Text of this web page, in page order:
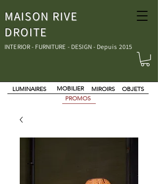
MAISON RIVE
DROITE
INTERIOR - FURNITURE - DESIGN - Depuis 2015
MOBILIER MIROIRS
LUMINAIRES
OBJETS
PROMOS